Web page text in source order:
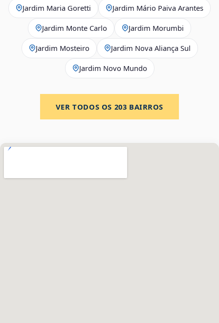
Jardim Maria Goretti Jardim Mário Paiva Arantes
Jardim Monte Carlo Jardim Morumbi
Jardim Mosteiro Jardim Nova Aliança Sul
Jardim Novo Mundo
VER TODOS OS 203 BAIRROS